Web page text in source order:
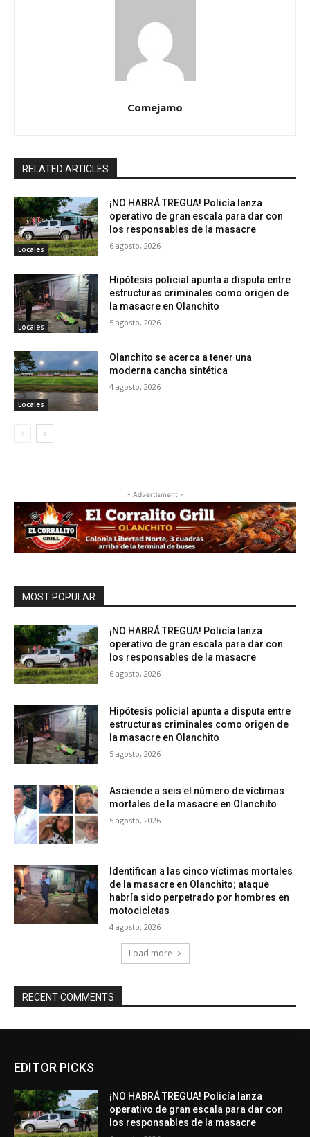
Comejamo
RELATED ARTICLES
Locales
¡NO HABRÁ TREGUA! Policía lanza
operativo de gran escala para dar con
los responsables de la masacre
6 agosto, 2026
Locales
Hipótesis policial apunta a disputa entre
estructuras criminales como origen de
la masacre en Olanchito
5 agosto, 2026
Locales
Olanchito se acerca a tener una
moderna cancha sintética
4 agosto, 2026
- Advertisment -
MOST POPULAR
¡NO HABRÁ TREGUA! Policía lanza
operativo de gran escala para dar con
los responsables de la masacre
6 agosto, 2026
Hipótesis policial apunta a disputa entre
estructuras criminales como origen de
la masacre en Olanchito
5 agosto, 2026
Asciende a seis el número de víctimas
mortales de la masacre en Olanchito
5 agosto, 2026
Identifican a las cinco víctimas mortales
de la masacre en Olanchito; ataque
habría sido perpetrado por hombres en
motocicletas
4 agosto, 2026
Load more
RECENT COMMENTS
EDITOR PICKS
¡NO HABRÁ TREGUA! Policía lanza
operativo de gran escala para dar con
los responsables de la masacre